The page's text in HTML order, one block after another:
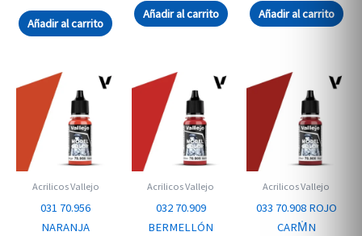
Añadir al carrito
Añadir al carrito Añadir al carrito
Acrilicos Vallejo
031 70.956
NARANJA
Acrilicos Vallejo
032 70.909
BERMELLÓN
Acrilicos Vallejo
033 70.908 ROJO
CARM̍N